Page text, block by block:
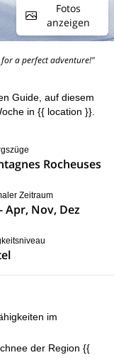
Fotos
anzeigen
for a perfect adventure!"
Guide, auf diesem
in {{ location }}.
Rocheuses
Zeitraum
Apr, Nov, Dez
im
der Region {{